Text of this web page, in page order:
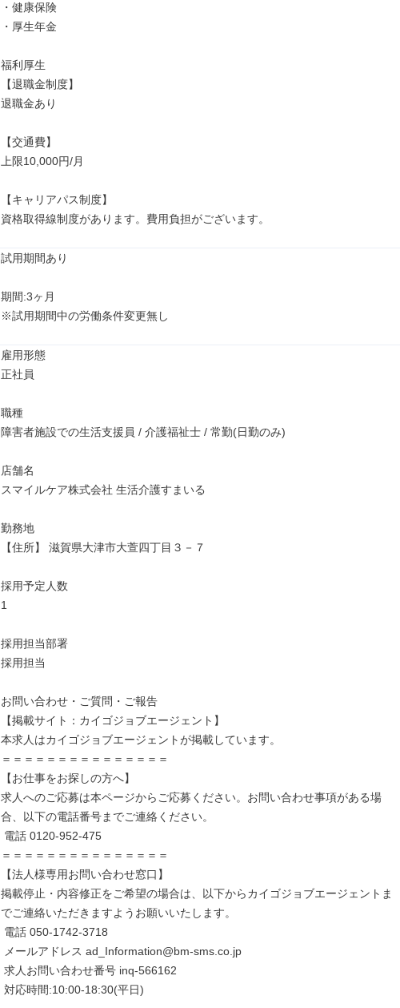
・健康保険
・厚生年金
福利厚生
【退職金制度】
退職金あり
【交通費】
上限10,000円/月
【キャリアパス制度】
資格取得線制度があります。費用負担がございます。
試用期間あり
期間:3ヶ月
※試用期間中の労働条件変更無し
雇用形態
正社員
職種
障害者施設での生活支援員 / 介護福祉士 / 常勤(日勤のみ)
店舗名
スマイルケア株式会社 生活介護すまいる
勤務地
【住所】 滋賀県大津市大萱四丁目３－７
採用予定人数
1
採用担当部署
採用担当
お問い合わせ・ご質問・ご報告
【掲載サイト：カイゴジョブエージェント】
本求人はカイゴジョブエージェントが掲載しています。
＝＝＝＝＝＝＝＝＝＝＝＝＝＝＝
【お仕事をお探しの方へ】
求人へのご応募は本ページからご応募ください。お問い合わせ事項がある場
合、以下の電話番号までご連絡ください。
＝＝＝＝＝＝＝＝＝＝＝＝＝＝＝
【法人様専用お問い合わせ窓口】
掲載停止・内容修正をご希望の場合は、以下からカイゴジョブエージェントま
でご連絡いただきますようお願いいたします。